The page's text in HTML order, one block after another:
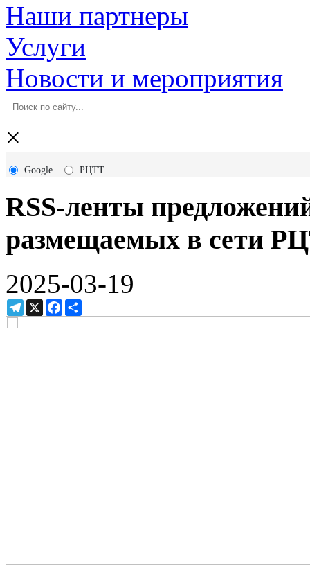
Наши партнеры
Услуги
Новости и мероприятия
×
Google РЦТТ
RSS-ленты
размещаемых в сети
2025-03-19
Telegram
X Facebook